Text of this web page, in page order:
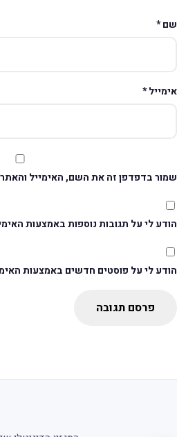
*
*
בדפדפן זה את השם, האימייל
לי על תגובות נוספות באמצעות
לי על פוסטים חדשים באמצעות
פרסם תגובה